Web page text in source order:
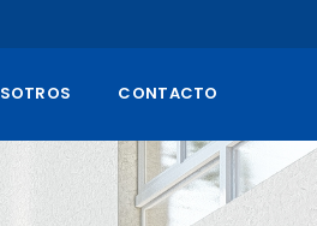
CONTACTO